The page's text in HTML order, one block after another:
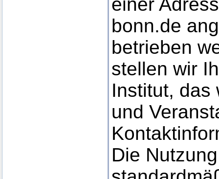
bonn.de
betrieben
stellen wir
Institut, das
und
Die